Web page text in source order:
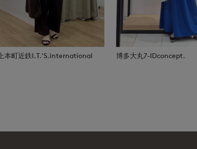
上本町近鉄I.T.'S.international 博多大丸7-IDconcept.